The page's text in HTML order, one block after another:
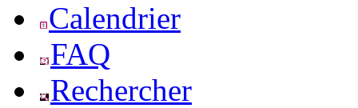
Calendrier
FAQ
Rechercher